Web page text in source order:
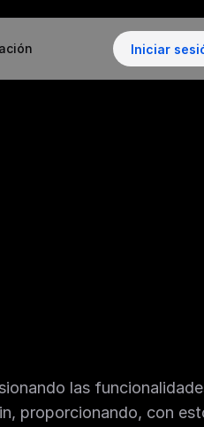
Iniciar
las
proporcionando, con